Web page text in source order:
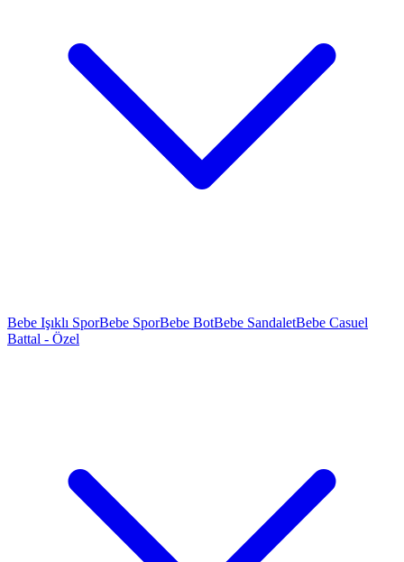
Bebe Işıklı SporBebe SporBebe BotBebe SandaletBebe Casuel
Battal - Özel